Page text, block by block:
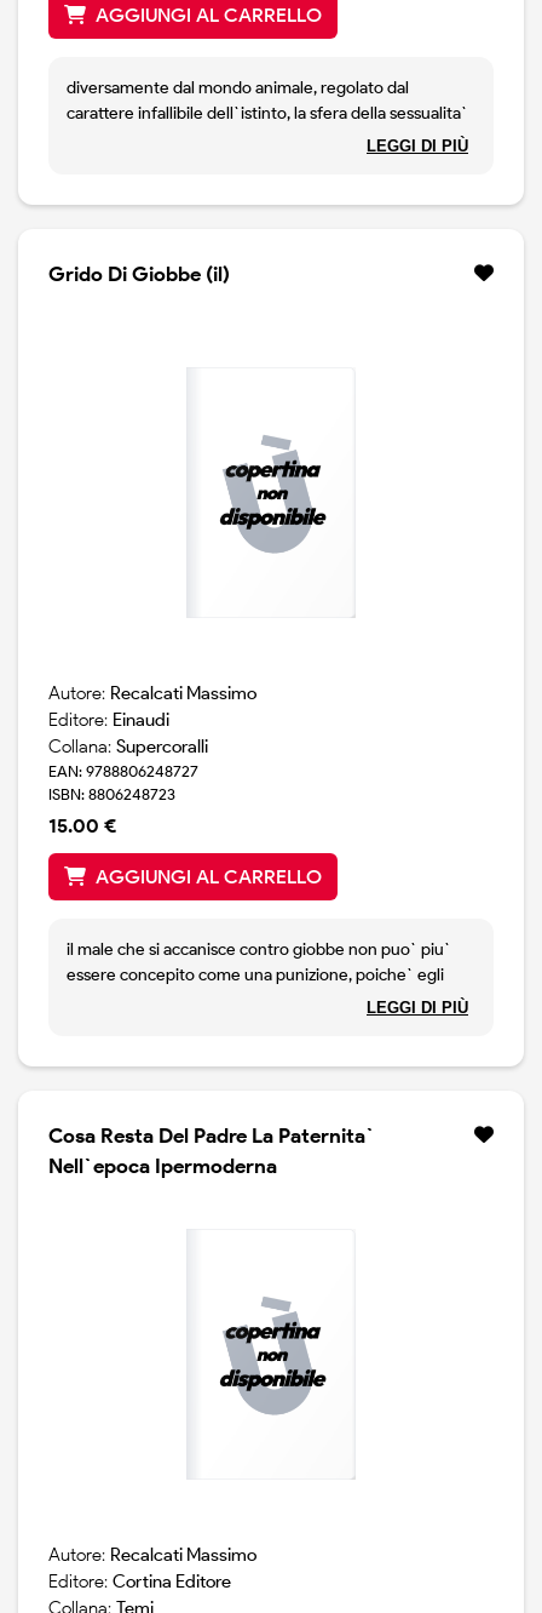
AGGIUNGI AL CARRELLO
diversamente dal mondo animale, regolato dal
carattere infallibile dell`istinto, la sfera della sessualita`
umana appare simile a un collage cubista. la bussola
prima di incontrare il partner, e` strutturato
maschile e il modo femminile di esporsi alla sessualita`
vita sessuale che comprende l`eiaculazione precoce, la
frigidita`, l`assenza di desiderio, l`onanismo
compulsivo, il feticismo, le pratiche perverse. tutto
questo porta l`autore, sulla scia di lacan, a chiedersi se
davvero esiste un rapporto sessuale, essendo che ogni
LEGGI DI PIÙ
Grido Di Giobbe (il)
Autore: Recalcati Massimo
Editore: Einaudi
Collana: Supercoralli
EAN: 9788806248727
ISBN: 8806248723
15.00 €
AGGIUNGI AL CARRELLO
il male che si accanisce contro giobbe non puo` piu`
essere concepito come una punizione, poiche` egli
non ha commesso alcun delitto; non puo` piu` essere
modo piu` radicale della domanda. la stessa che egli
lingua ebraica domanda che sovrasta ogni possibile
sono costrette al silenzio, spezzate dal trauma del male.
caino, con il grido di giobbe continua l`intenso e
sorprendente viaggio di massimo recalcati lettore della
bibbia, impegnato a rintracciare l`eredita` piu`
profonda del pensiero psicoanalitico che si
concludera`, a breve, con un`ampia e attesa opera.
LEGGI DI PIÙ
Cosa Resta Del Padre La Paternita`
Nell`epoca Ipermoderna
Autore: Recalcati Massimo
Editore: Cortina Editore
Collana: Temi